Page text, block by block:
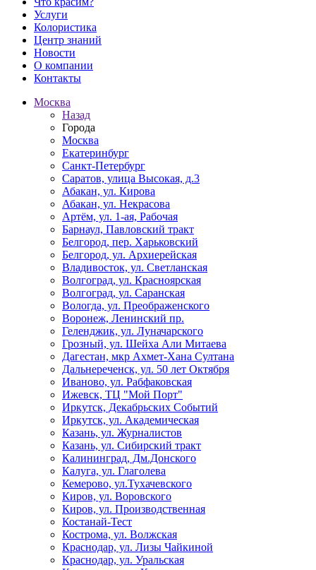
Услуги
Колористика
Центр знаний
Новости
О компании
Контакты
Москва
Назад
Города
Москва
Екатеринбург
Санкт-Петербург
Саратов, улица Высокая, д.3
Абакан, ул. Кирова
Абакан, ул. Некрасова
Артём, ул. 1-ая, Рабочая
Барнаул, Павловский тракт
Белгород, пер. Харьковский
Белгород, ул. Архиерейская
Владивосток, ул. Светланская
Волгоград, ул. Красноярская
Волгоград, ул. Саранская
Вологда, ул. Преображенского
Воронеж, Ленинский пр.
Геленджик, ул. Луначарского
Грозный, ул. Шейха Али Митаева
Дагестан, мкр Ахмет-Хана Султана
Дальнереченск, ул. 50 лет Октября
Иваново, ул. Рабфаковская
Ижевск, ТЦ "Мой Порт"
Иркутск, Декабрьских Событий
Иркутск, ул. Академическая
Казань, ул. Журналистов
Казань, ул. Сибирский тракт
Калининград, Дм.Донского
Калуга, ул. Глаголева
Кемерово, ул.Тухачевского
Киров, ул. Воровского
Киров, ул. Производственная
Костанай-Тест
Кострома, ул. Волжская
Краснодар, ул. Лизы Чайкиной
Краснодар, ул. Уральская